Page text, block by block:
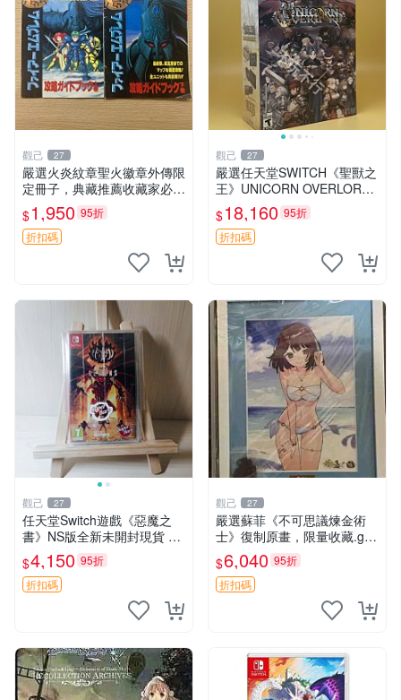
觀己 27
嚴選火炎紋章聖火徽章外傳限
定冊子，典藏推薦收藏家必入
火炎紋章 國畫 徽章 外傳 限
量冊
$1,950 95折
折扣碼
觀己 27
嚴選任天堂SWITCH《聖獸之
王》UNICORN OVERLORD
遊戲，新品未拆盒，適合收藏
聖獸之王 Unicorn Overlord N
intend
$18,160 95折
折扣碼
觀己 27
任天堂Switch遊戲《惡魔之
書》NS版全新未開封現貨 推
薦收藏 游戲機 電玩 測試用機
$4,150 95折
折扣碼
觀己 27
嚴選蘇菲《不可思議煉金術
士》復制原畫，限量收藏.geo
店專供 不朽煉金術士 超限原
畫 國寶版
$6,040 95折
折扣碼